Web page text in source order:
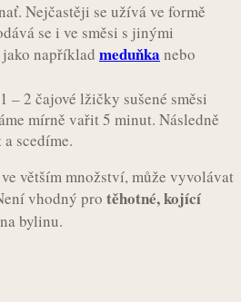
Nejčastěji se užívá ve formě
se i ve směsi s jinými
například meduňka nebo
– 2 čajové lžičky sušené směsi
mírně vařit 5 minut. Následně
scedíme.
větším množství, může vyvolávat
vhodný pro těhotné, kojící
bylinu.